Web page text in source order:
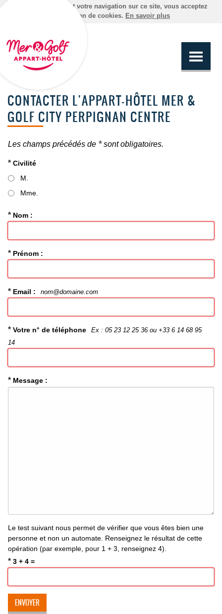
En poursuivant votre navigation sur ce site, vous acceptez
l'utilisation de cookies. En savoir plus
CONTACTER L'APPART-HÔTEL MER &
GOLF CITY PERPIGNAN CENTRE
Les champs précédés de *sont obligatoires.
* Civilité
M.
Mme.
* Nom :
* Prénom :
* Email : nom@domaine.com
* Votre n° de téléphone
Ex : 05 23 12 25 36 ou +33 6 14 68 95
14
* Message :
Le test suivant nous permet de vérifier que vous êtes bien une
personne et non un automate. Renseignez le résultat de cette
opération (par exemple, pour 1 + 3, renseignez 4).
* 3 + 4 =